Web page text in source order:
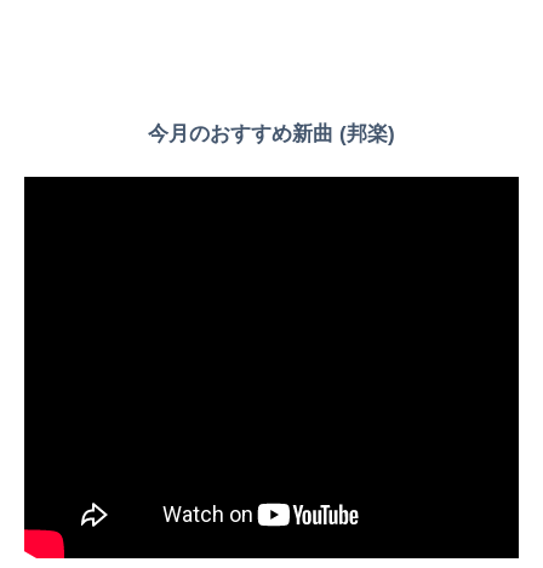
今月のおすすめ新曲 (邦楽)